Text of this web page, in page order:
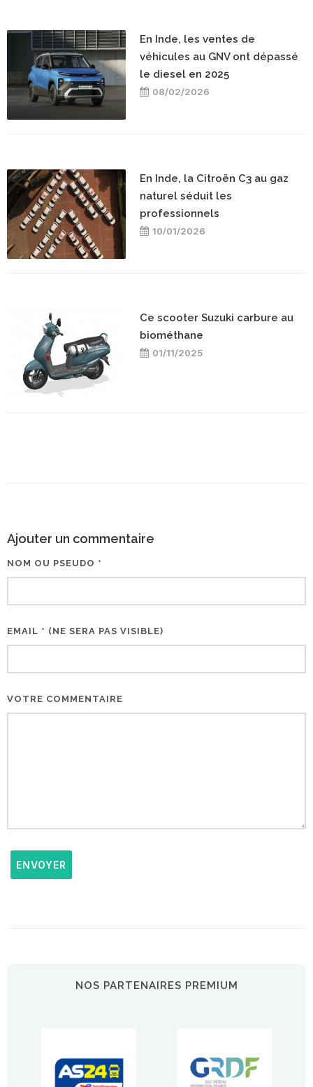
En Inde, les ventes de
véhicules au GNV ont dépassé
le diesel en 2025
08/02/2026
En Inde, la Citroën C3 au gaz
naturel séduit les
professionnels
10/01/2026
Ce scooter Suzuki carbure au
biométhane
01/11/2025
Ajouter un commentaire
NOM OU PSEUDO *
EMAIL * (NE SERA PAS VISIBLE)
VOTRE COMMENTAIRE
ENVOYER
NOS PARTENAIRES PREMIUM